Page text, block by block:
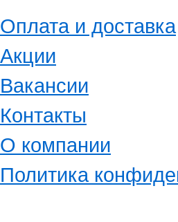
Оплата и доставка
Акции
Вакансии
Контакты
О компании
Политика